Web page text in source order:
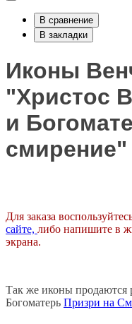
В сравнение
В закладки
Иконы
"Христос
и
смирение"
Для заказа
сайте, либо напишите в
экрана.
Так же иконы продаются
Богоматерь Призри на